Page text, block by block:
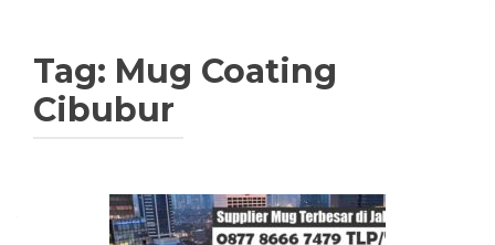
Tag: Mug Coating
Cibubur